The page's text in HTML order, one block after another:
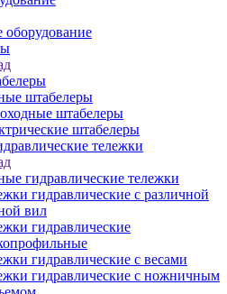
оборудование
штабелеры
штабелеры
штабелеры
тележки
гидравлические тележки
гидравлические с различной
вил
гидравлические
гидравлические с весами
гидравлические с ножничным